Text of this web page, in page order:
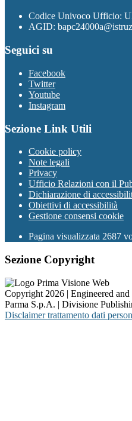
Codice Univoco Ufficio:
AGID:
Seguici su
Facebook
Twitter
Youtube
Instagram
Sezione Link Utili
Cookie policy
Note legali
Privacy
Ufficio Relazioni con il
Dichiarazione di
Obiettivi di accessibilità
Gestione consensi cookie
Pagina visualizzata 2687
Sezione Copyright
Copyright 2026 | Engineered
Parma S.p.A. | Divisione
Disclaimer trattamento dati